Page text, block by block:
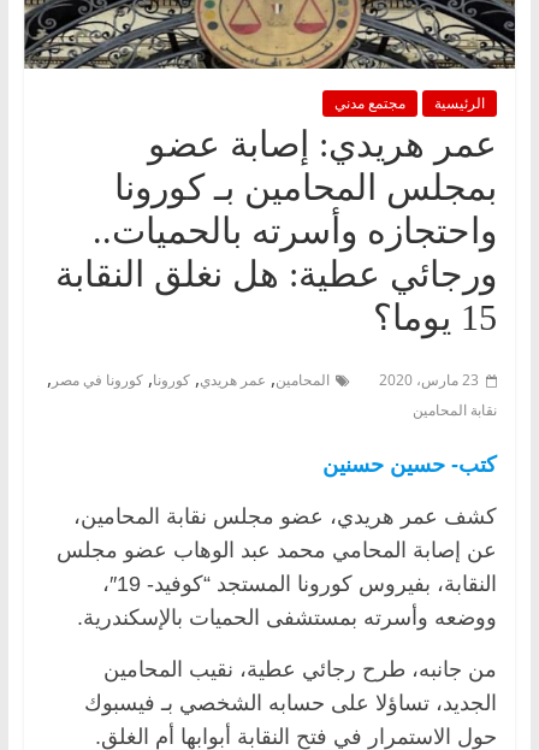
الرئيسية مجتمع مدني
عمر هريدي: إصابة عضو
بمجلس المحامين بـ كورونا
واحتجازه وأسرته بالحميات..
ورجائي عطية: هل نغلق النقابة
15 يوما؟
23 مارس، 2020 المحامين, عمر هريدي, كورونا, كورونا في مصر ,
نقابة المحامين
كتب- حسين حسنين
كشف عمر هريدي، عضو مجلس نقابة المحامين،
عن إصابة المحامي محمد عبد الوهاب عضو مجلس
النقابة، بفيروس كورونا المستجد “كوفيد- 19″،
ووضعه وأسرته بمستشفى الحميات بالإسكندرية.
من جانبه، طرح رجائي عطية، نقيب المحامين
الجديد، تساؤلا على حسابه الشخصي بـ فيسبوك
حول الاستمرار في فتح النقابة أبوابها أم الغلق.